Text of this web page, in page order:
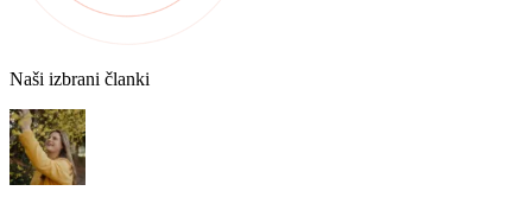
Naši izbrani članki